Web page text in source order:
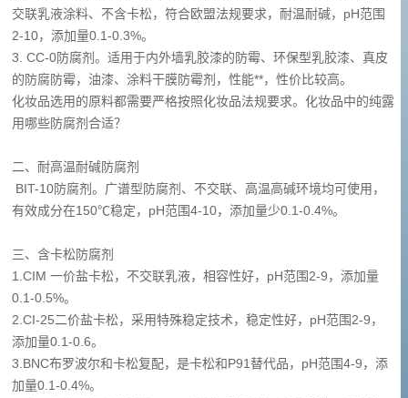
交联乳液涂料、不含卡松，符合欧盟法规要求，耐温耐碱，pH范围
2-10，添加量0.1-0.3%。
3. CC-0防腐剂。适用于内外墙乳胶漆的防霉、环保型乳胶漆、真皮
的防腐防霉，油漆、涂料干膜防霉剂，性能**，性价比较高。
化妆品选用的原料都需要严格按照化妆品法规要求。化妆品中的纯露
用哪些防腐剂合适？
二、耐高温耐碱防腐剂
BIT-10防腐剂。广谱型防腐剂、不交联、高温高碱环境均可使用，
有效成分在150℃稳定，pH范围4-10，添加量少0.1-0.4%。
三、含卡松防腐剂
1.CIM 一价盐卡松，不交联乳液，相容性好，pH范围2-9，添加量
0.1-0.5%。
2.CI-25二价盐卡松，采用特殊稳定技术，稳定性好，pH范围2-9，
添加量0.1-0.6。
3.BNC布罗波尔和卡松复配，是卡松和P91替代品，pH范围4-9，添
加量0.1-0.4%。